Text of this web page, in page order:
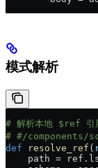
模式解析
# 解析本地 $ref 引
# #/components/
def resolve_ref (
path =